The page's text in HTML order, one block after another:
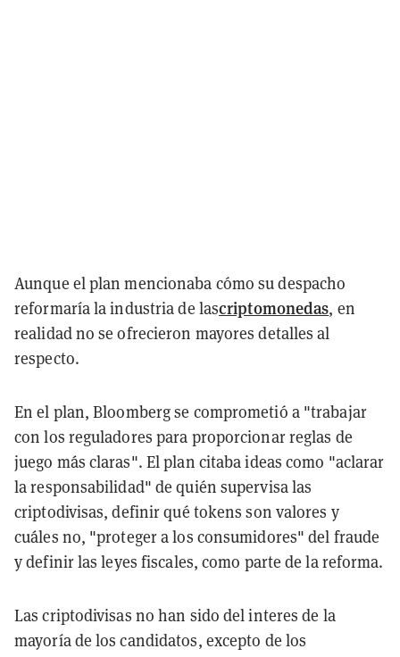
Aunque el plan mencionaba cómo su despacho
reformaría la industria de lascriptomonedas, en
realidad no se ofrecieron mayores detalles al
respecto.
En el plan, Bloomberg se comprometió a "trabajar
con los reguladores para proporcionar reglas de
juego más claras". El plan citaba ideas como "aclarar
la responsabilidad" de quién supervisa las
criptodivisas, definir qué tokens son valores y
cuáles no, "proteger a los consumidores" del fraude
y definir las leyes fiscales, como parte de la reforma.
Las criptodivisas no han sido del interes de la
mayoría de los candidatos, excepto de los